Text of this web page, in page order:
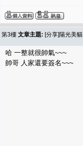
第3樓 文章主題: [分享]陽光美貓
哈 一整就很帥氣~~~
帥哥 人家還要簽名~~~